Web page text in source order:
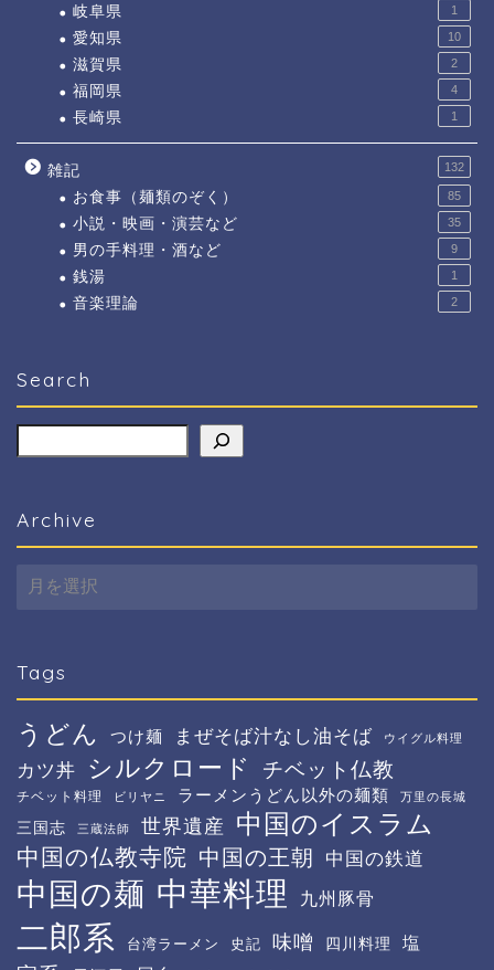
岐阜県 1
愛知県 10
滋賀県 2
福岡県 4
長崎県 1
雑記 132
お食事（麺類のぞく） 85
小説・映画・演芸など 35
男の手料理・酒など 9
銭湯 1
音楽理論 2
Search
Archive
Tags
うどん つけ麺 まぜそば汁なし油そば ウイグル料理
カツ丼 シルクロード チベット仏教
チベット料理 ビリヤニ ラーメンうどん以外の麺類 万里の長城
三国志 三蔵法師 世界遺産 中国のイスラム
中国の仏教寺院 中国の王朝 中国の鉄道
中国の麺 中華料理 九州豚骨
二郎系 台湾ラーメン 史記 味噌 四川料理 塩